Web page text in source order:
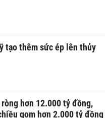
tạo thêm sức ép lên thủy
hơn 12.000 tỷ đồng,
gom hơn 2.000 tỷ đồng